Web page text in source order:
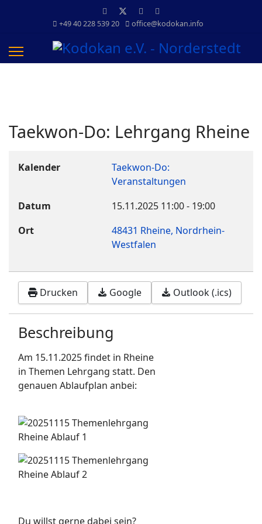
+49 40 228 539 20 office@kodokan.info
Taekwon-Do: Lehrgang Rheine
Kalender
Taekwon-Do:
Veranstaltungen
Datum
15.11.2025 11:00- 19:00
Ort
48431 Rheine, Nordrhein-
Westfalen
Drucken Google Outlook (.ics)
Beschreibung
Am 15.11.2025 findet in Rheine
in Themen Lehrgang statt. Den
genauen Ablaufplan anbei:
Du willst gerne dabei sein?